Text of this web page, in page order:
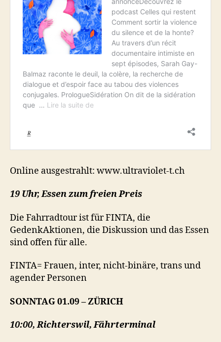
Online ausgestrahlt: www.ultraviolet-t.ch
19 Uhr, Essen zum freien Preis
Die Fahrradtour ist für FINTA, die
GedenkAktionen, die Diskussion und das Essen
sind offen für alle.
FINTA= Frauen, inter, nicht-binäre, trans und
agender Personen
SONNTAG 01.09 – ZÜRICH
10:00, Richterswil, Fährterminal